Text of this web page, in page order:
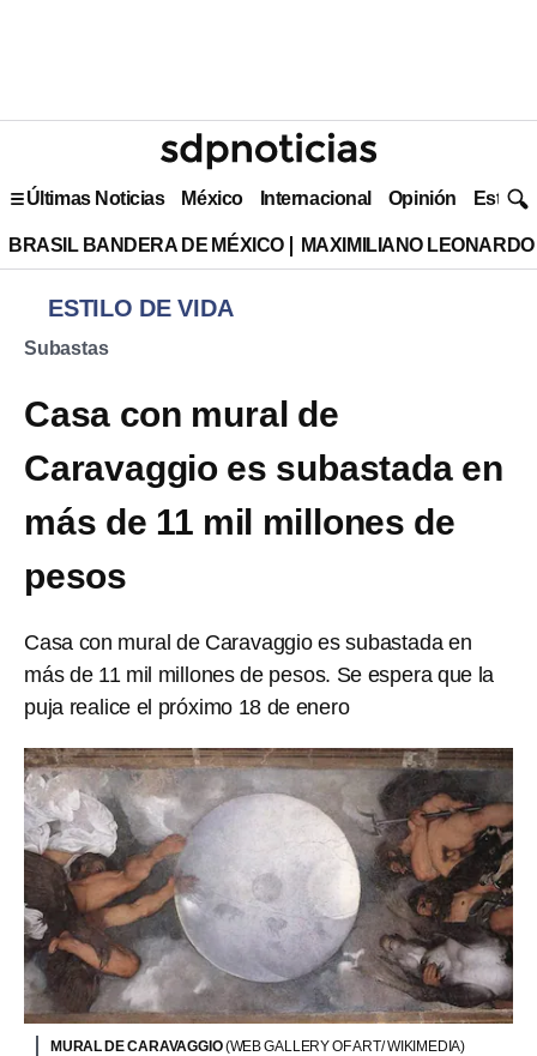
Últimas Noticias México Internacional Opinión Estilo
BRASIL BANDERA DE MÉXICO MAXIMILIANO
ESTILO DE VIDA
Subastas
Casa con mural de
Caravaggio es subastada en
más de 11 mil millones de
pesos
Casa con mural de Caravaggio es subastada en
más de 11 mil millones de pesos. Se espera que la
puja realice el próximo 18 de enero
MURAL DE CARAVAGGIO(WEB GALLERY OF ART/ WIKIMEDIA)